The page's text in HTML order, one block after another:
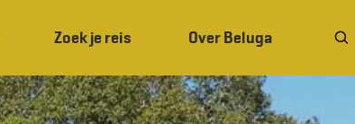
Zoek je reis Over Beluga